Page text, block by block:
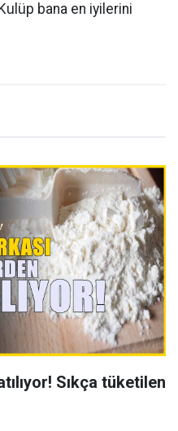
bana en iyilerini
Sıkça tüketilen